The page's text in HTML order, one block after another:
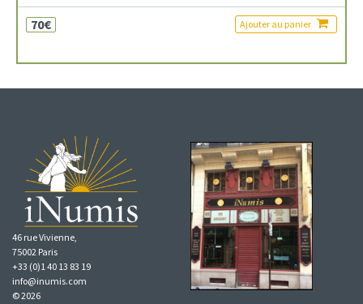
70€ Ajouter au panier
46 rue Vivienne,
75002 Paris
+33 (0)1 40 13 83 19
info@inumis.com
© 2026